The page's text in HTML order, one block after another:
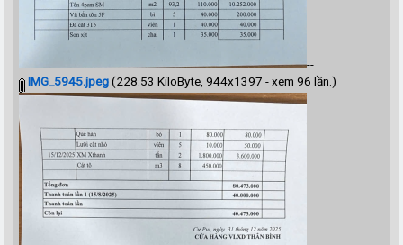
--
IMG_5945.jpeg(228.53 KiloByte, 944x1397 - xem 96 lần.)